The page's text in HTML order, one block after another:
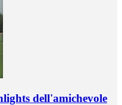
dell'amichevole